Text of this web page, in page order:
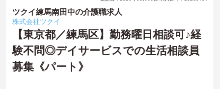
ツクイ練馬南田中の介護職求人
株式会社ツクイ
【東京都／練馬区】勤務曜日相談可♪経
験不問◎デイサービスでの生活相談員
募集《パート》